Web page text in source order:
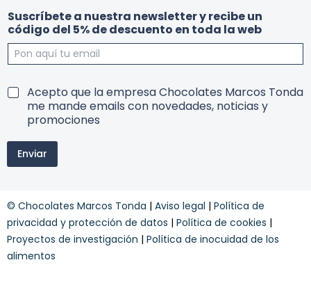
e
r
m
o
s
a
e
l
d
Suscríbete a nuestra newsletter y recibe un
código del 5% de descuento en toda la web
T
i
o
c
o
n
d
i
Acepto que la empresa Chocolates Marcos Tonda
me mande emails con novedades, noticias y
promociones
Enviar
© Chocolates Marcos Tonda | Aviso legal | Política de
privacidad y protección de datos | Política de cookies |
Proyectos de investigación | Política de inocuidad de los
alimentos